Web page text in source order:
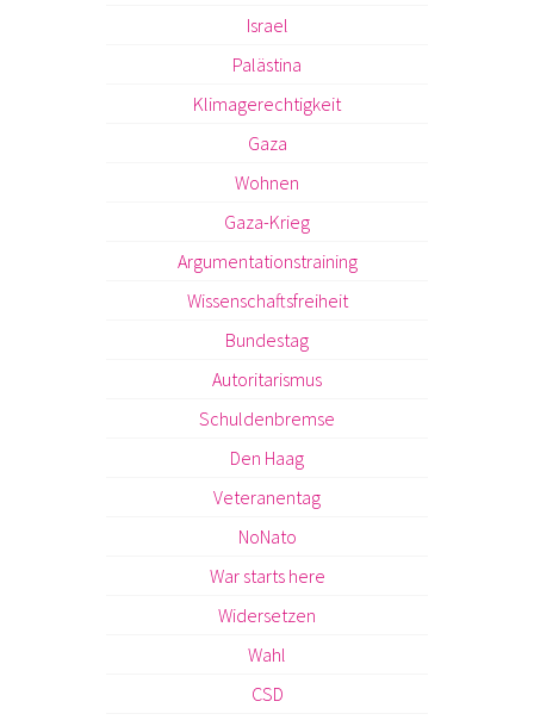
Israel
Palästina
Klimagerechtigkeit
Gaza
Wohnen
Gaza-Krieg
Argumentationstraining
Wissenschaftsfreiheit
Bundestag
Autoritarismus
Schuldenbremse
Den Haag
Veteranentag
NoNato
War starts here
Widersetzen
Wahl
CSD